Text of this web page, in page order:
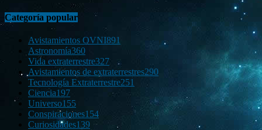
Categoría popular
Avistamientos OVNI891
Astronomía360
Vida extraterrestre327
Avistamientos de extraterrestres290
Tecnología Extraterrestre251
Ciencia197
Universo155
Conspiraciones154
Curiosidades139